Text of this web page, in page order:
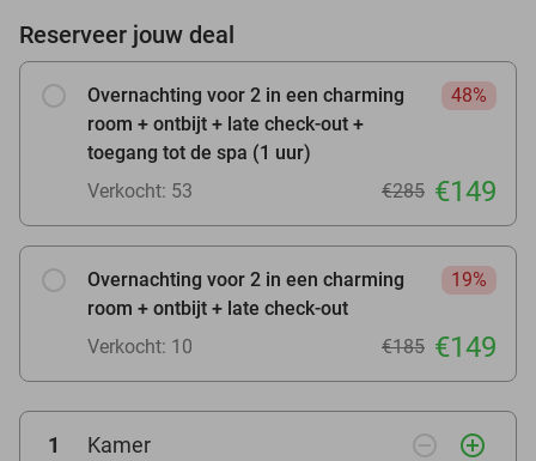
Reserveer jouw deal
Overnachting voor 2 in een charming
room + ontbijt + late check-out +
toegang tot de spa (1 uur)
48%
Verkocht: 53 €285 €149
Overnachting voor 2 in een charming
room + ontbijt + late check-out
19%
Verkocht: 10 €185 €149
1 Kamer remove_circle_outline add_circle_outline